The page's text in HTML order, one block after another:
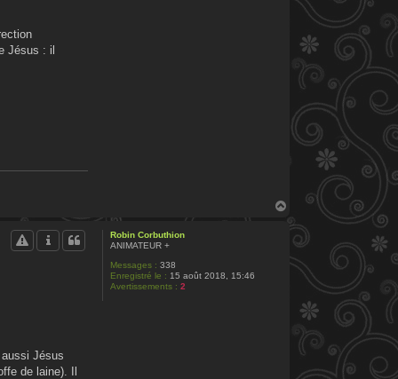
Jésus : il
a
u
Robin Corbuthion
ANIMATEUR +
Messages : 338
Enregistré le : 15 août 2018, 15:46
Avertissements : 2
Jésus
de laine). Il